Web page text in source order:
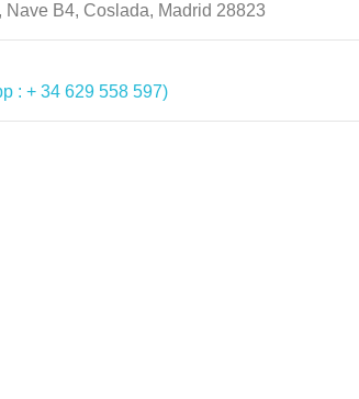
B4, Coslada, Madrid 28823
: + 34 629 558 597)